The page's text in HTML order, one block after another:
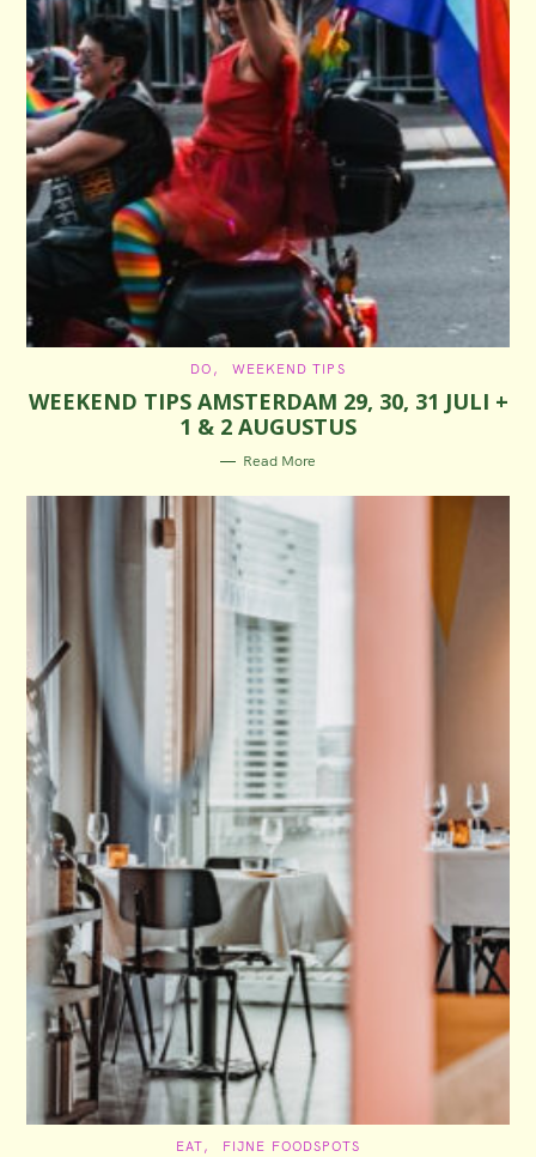
C
T
E
G
O
R
I
DO WEEKEND TIPS
WEEKEND TIPS AMSTERDAM 29, 30, 31 JULI +
1 & 2 AUGUSTUS
Read More
C
EAT FIJNE FOODSPOTS